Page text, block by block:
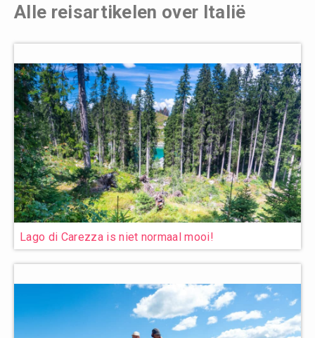
Alle reisartikelen over Italië
Lago di Carezza is niet normaal mooi!